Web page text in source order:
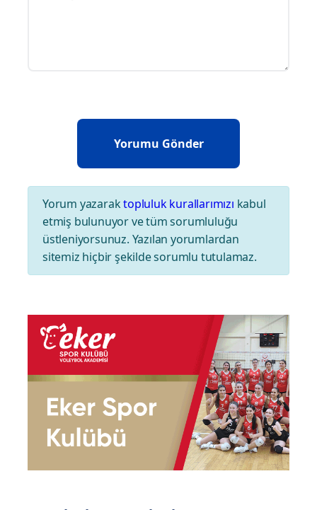
Yorum yazaraktopluluk kurallarımızı kabul
etmiş bulunuyor ve tüm sorumluluğu
üstleniyorsunuz. Yazılan yorumlardan
sitemiz hiçbir şekilde sorumlu tutulamaz.